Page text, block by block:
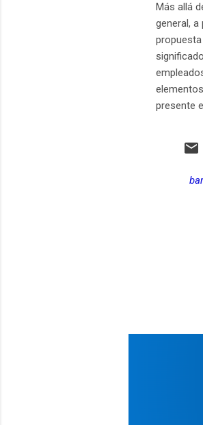
Más allá
general,
presente
a